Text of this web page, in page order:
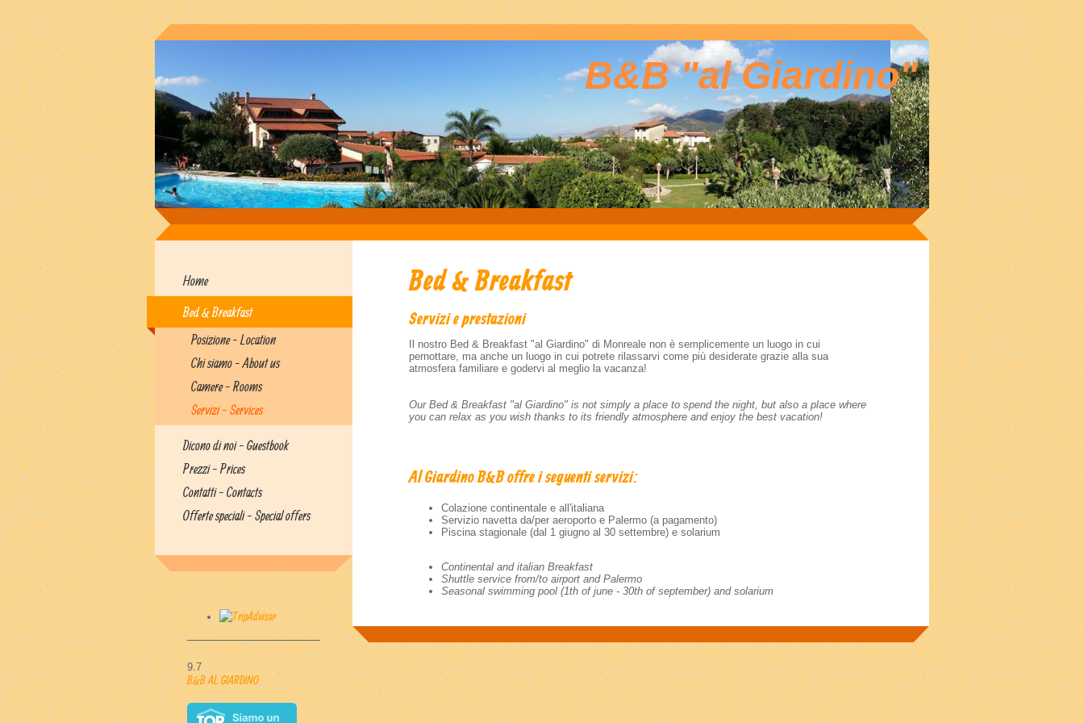
B&B "al Giardino"
Home
Bed & Breakfast
Posizione - Location
Chi siamo - About us
Camere - Rooms
Servizi - Services
Dicono di noi - Guestbook
Prezzi - Prices
Contatti - Contacts
Offerte speciali - Special offers
9.7
B&B AL GIARDINO
Bed & Breakfast
Servizi e prestazioni
Il nostro Bed & Breakfast "al Giardino" di Monreale non è semplicemente un luogo in cui
pernottare, ma anche un luogo in cui potrete rilassarvi come più desiderate grazie alla sua
atmosfera familiare e godervi al meglio la vacanza!
Our Bed & Breakfast "al Giardino" is not simply a place to spend the night, but also a place where
you can relax as you wish thanks to its friendly atmosphere and enjoy the best vacation!
Al Giardino B&B offre i seguenti servizi:
Colazione continentale e all'italiana
Servizio navetta da/per aeroporto e Palermo (a pagamento)
Piscina stagionale (dal 1 giugno al 30 settembre) e solarium
Continental and italian Breakfast
Shuttle service from/to airport and Palermo
Seasonal swimming pool (1th of june - 30th of september) and solarium